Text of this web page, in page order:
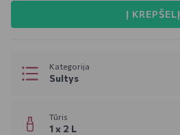
Į KREPŠELĮ
Kategorija
Sultys
Tūris
1 x 2 L